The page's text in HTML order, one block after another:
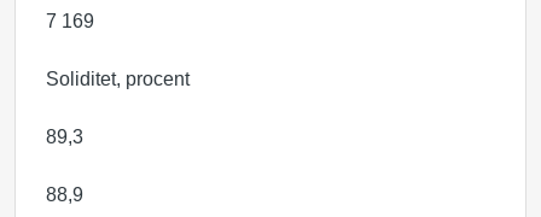
7 169
Soliditet, procent
89,3
88,9